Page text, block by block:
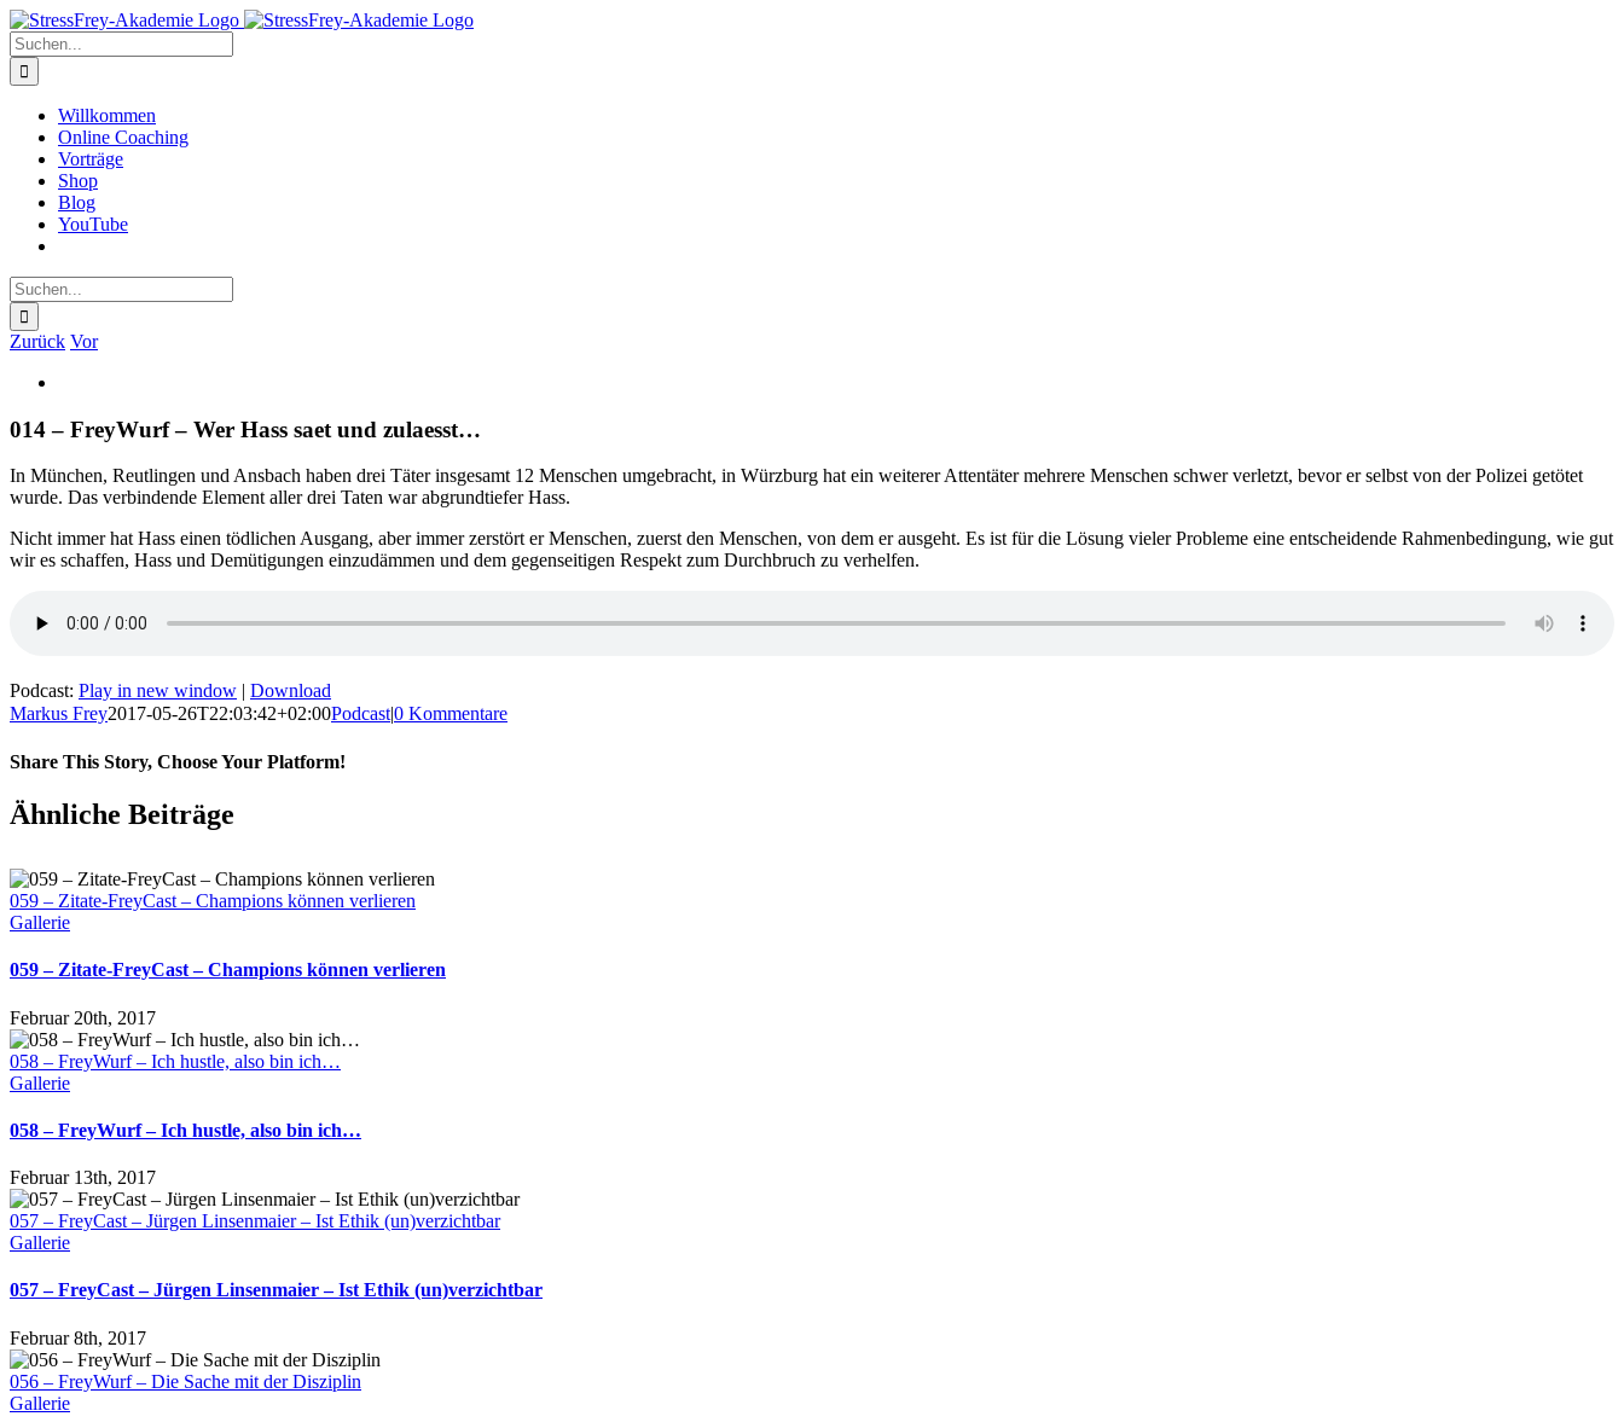
Zum
Inhalt
springen
Suche
nach:
Willkommen
Online Coaching
Vorträge
Shop
Blog
YouTube
Suche
nach:
Zurück Vor
Bild
014 – FreyWurf – Wer Hass saet und zulaesst…
In München, Reutlingen und Ansbach haben drei Täter insgesamt 12 Menschen umgebracht, in Würzburg hat ein weiterer Attentäter mehrere Menschen schwer verletzt, bevor er selbst von der Polizei getötet
wurde. Das verbindende Element aller drei Taten war abgrundtiefer Hass.
Nicht immer hat Hass einen tödlichen Ausgang, aber immer zerstört er Menschen, zuerst den Menschen, von dem er ausgeht. Es ist für die Lösung vieler Probleme eine entscheidende Rahmenbedingung, wie gut
wir es schaffen, Hass und Demütigungen einzudämmen und dem gegenseitigen Respekt zum Durchbruch zu verhelfen.
Podcast: Play in new window | Download
Markus Frey2017-05-26T22:03:42+02:00Podcast|0 Kommentare
Share This Story, Choose Your Platform!
Ähnliche Beiträge
059 – Zitate-FreyCast – Champions können verlieren
Gallerie
059 – Zitate-FreyCast – Champions können verlieren
Februar 20th, 2017
058 – FreyWurf – Ich hustle, also bin ich…
Gallerie
058 – FreyWurf – Ich hustle, also bin ich…
Februar 13th, 2017
057 – FreyCast – Jürgen Linsenmaier – Ist Ethik (un)verzichtbar
Gallerie
057 – FreyCast – Jürgen Linsenmaier – Ist Ethik (un)verzichtbar
Februar 8th, 2017
056 – FreyWurf – Die Sache mit der Disziplin
Gallerie